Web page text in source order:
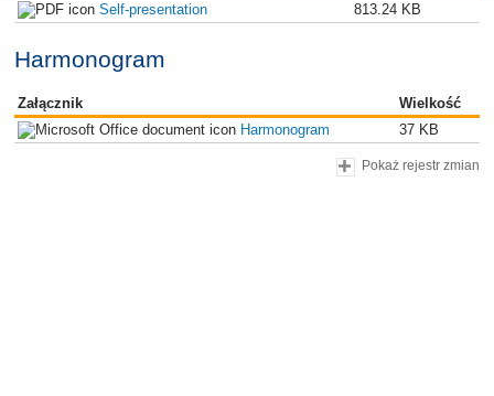
Self-presentation
813.24 KB
Harmonogram
Załącznik
Wielkość
Harmonogram
37 KB
Pokaż rejestr zmian